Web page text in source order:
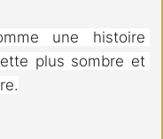
une histoire
plus sombre et